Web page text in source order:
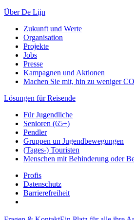
Über De Lijn
Zukunft und Werte
Organisation
Projekte
Jobs
Presse
Kampagnen und Aktionen
Machen Sie mit, hin zu weniger
Lösungen für Reisende
Für Jugendliche
Senioren (65+)
Pendler
Gruppen un Jugendbewegungen
(Tages-) Touristen
Menschen mit Behinderung oder
Profis
Datenschutz
Barrierefreiheit